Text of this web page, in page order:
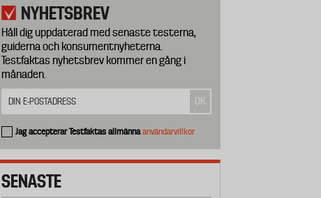
NYHETSBREV
Håll dig uppdaterad med senaste testerna,
guiderna och konsumentnyheterna.
Testfaktas nyhetsbrev kommer en gång i
månaden.
Jag accepterar Testfaktas allmännaanvändarvillkor
SENASTE